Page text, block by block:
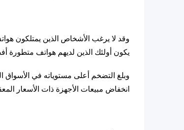
وقد لا يرغب الأشخاص الذين يمتلكون
يكون أولئك الذين لديهم هواتف متطورة
وبلغ التضخم أعلى مستوياته في الأسواق
انخفاض مبيعات الأجهزة ذات الأسعار